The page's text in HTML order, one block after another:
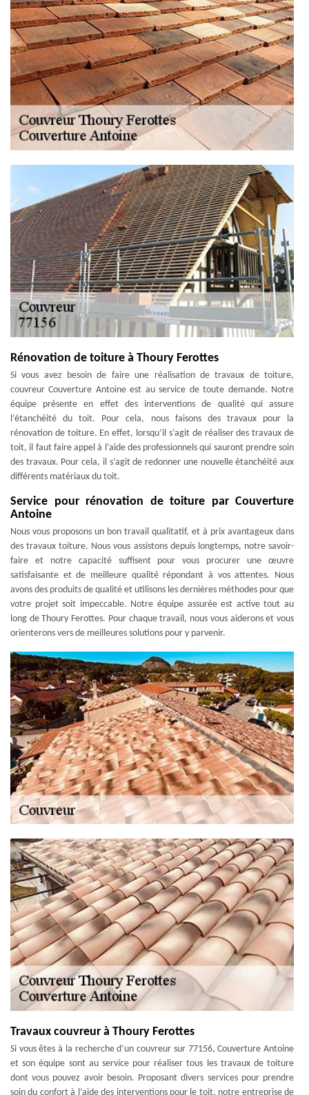
Rénovation de toiture à Thoury Ferottes
Si vous avez besoin de faire une réalisation de travaux de toiture,
couvreur Couverture Antoine est au service de toute demande. Notre
équipe présente en effet des interventions de qualité qui assure
l’étanchéité du toit. Pour cela, nous faisons des travaux pour la
rénovation de toiture. En effet, lorsqu’il s’agit de réaliser des travaux de
toit, il faut faire appel à l’aide des professionnels qui sauront prendre soin
des travaux. Pour cela, il s’agit de redonner une nouvelle étanchéité aux
différents matériaux du toit.
Service pour rénovation de toiture par Couverture
Antoine
Nous vous proposons un bon travail qualitatif, et à prix avantageux dans
des travaux toiture. Nous vous assistons depuis longtemps, notre savoir-
faire et notre capacité suffisent pour vous procurer une œuvre
satisfaisante et de meilleure qualité répondant à vos attentes. Nous
avons des produits de qualité et utilisons les dernières méthodes pour que
votre projet soit impeccable. Notre équipe assurée est active tout au
long de Thoury Ferottes. Pour chaque travail, nous vous aiderons et vous
orienterons vers de meilleures solutions pour y parvenir.
Travaux couvreur à Thoury Ferottes
Si vous êtes à la recherche d’un couvreur sur 77156, Couverture Antoine
et son équipe sont au service pour réaliser tous les travaux de toiture
dont vous pouvez avoir besoin. Proposant divers services pour prendre
soin du confort à l’aide des interventions pour le toit, notre entreprise de